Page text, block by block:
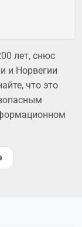
лет, снюс
и Норвегии
что это